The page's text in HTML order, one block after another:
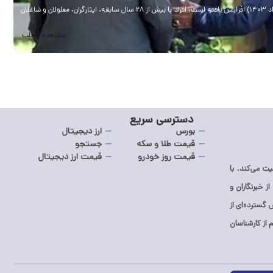
مدیرکل امور فنی صندوق بازنشستگی کشوری اعلام کرد که میزان سابقه خدمت الزامی برای بازنشستگی برخی گروه‌ها با توجه به سابقه خدمت آنان در تاریخ لازم‌الاجرا شدن قانون (سوم مرداد ۱۴۰۳) افزایش یافته است. افراد با بیش از ۲۸ سال سابقه، ایثارگران، معلولان و شاغلان
مشاهده مطلب
می‌کند. با
خبرنگاران و
گسترده‌ای از
کارشناسان
دسترسی سریع
بورس
ارز دیجیتال
قیمت طلا و سکه
جستجو
قیمت روز خودرو
قیمت ارز دیجیتال